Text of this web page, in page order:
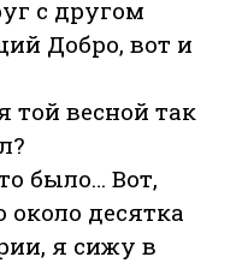
с другом
Добро, вот и
той весной так
было… Вот,
около десятка
я сижу в